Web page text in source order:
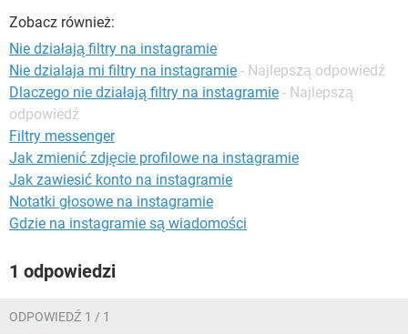
Zobacz również:
Nie działają filtry na instagramie
Nie dzialaja mi filtry na instagramie - Najlepszą odpowiedź
Dlaczego nie działają filtry na instagramie - Najlepszą
odpowiedź
Filtry messenger
Jak zmienić zdjęcie profilowe na instagramie
Jak zawiesić konto na instagramie
Notatki głosowe na instagramie
Gdzie na instagramie są wiadomości
1 odpowiedzi
ODPOWIEDŹ 1 / 1